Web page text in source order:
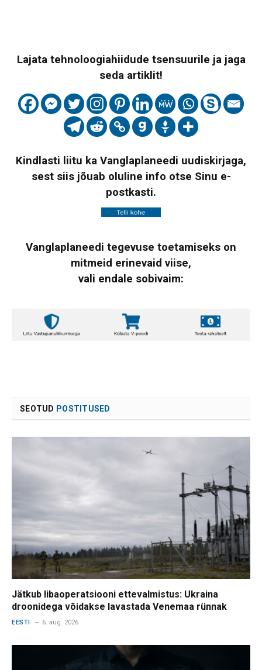
Lajata tehnoloogiahiidude tsensuurile ja jaga
seda artiklit!
Kindlasti liitu ka Vanglaplaneedi uudiskirjaga,
sest siis jõuab oluline info otse Sinu e-
postkasti.
Vanglaplaneedi tegevuse toetamiseks on
mitmeid erinevaid viise,
vali endale sobivaim:
SEOTUD POSTITUSED
Jätkub libaoperatsiooni ettevalmistus: Ukraina
droonidega võidakse lavastada Venemaa rünnak
EESTI 6. aug. 2026